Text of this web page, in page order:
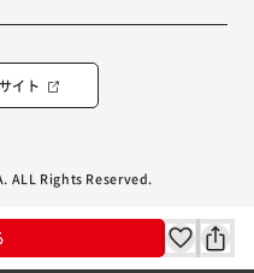
イト
ALL Rights Reserved.